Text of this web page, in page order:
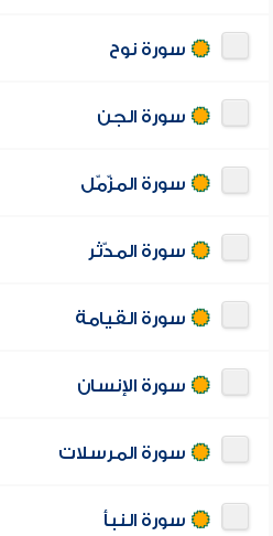
سورة نوح
سورة الجن
سورة المزّمّل
سورة المدّثر
سورة القيامة
سورة الإنسان
سورة المرسلات
سورة النبأ